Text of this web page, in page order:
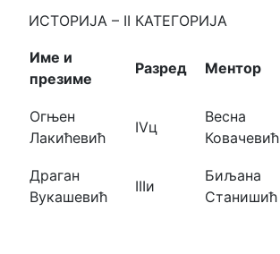
ИСТОРИЈА – II КАТЕГОРИЈА
Име и
презиме
Разред Ментор
Огњен
Лакићевић
IVц
Весна
Ковачевић
Драган
Вукашевић
IIIи
Биљана
Станишић